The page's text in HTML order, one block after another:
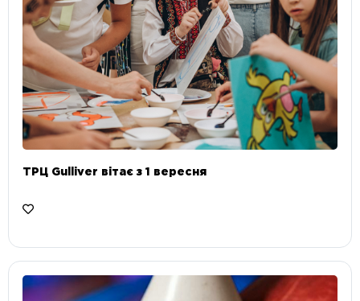
ТРЦ Gulliver вітає з 1 вересня